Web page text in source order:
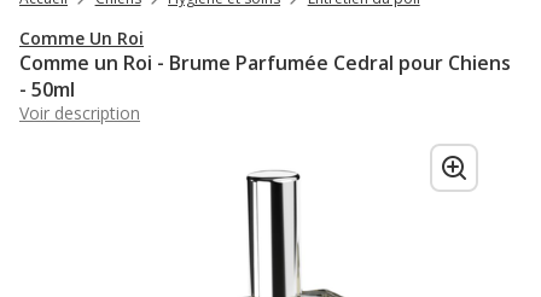
Comme Un Roi
Comme un Roi - Brume Parfumée Cedral pour Chiens
- 50ml
Voir description